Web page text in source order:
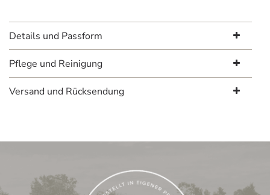
Details und Passform
Pflege und Reinigung
Versand und Rücksendung